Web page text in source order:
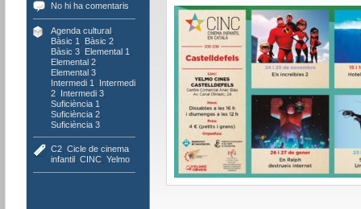
No hi ha comentaris
Agenda cultural,
Bàsic 1
Bàsic 2,
Bàsic 3, Elemental 1
Elemental 2,
Elemental 3,
Intermedi 1
Intermedi
2, Intermedi 3,
Suficiència 1
Suficiència 2,
Suficiència 3
C2, Cicle de cinema
infantil
CINC, Yelmo